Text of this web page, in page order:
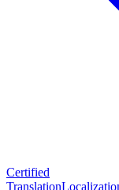
Certified
Translation